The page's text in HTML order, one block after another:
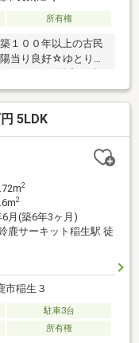
所有権
１００年以上の古民
当り良好☆ゆとりの
根裏部屋有☆長太小
5LDK
2
2
6月(築6年3ヶ月)
鹿サーキット稲生駅 徒
市稲生３
駐車3台
所有権